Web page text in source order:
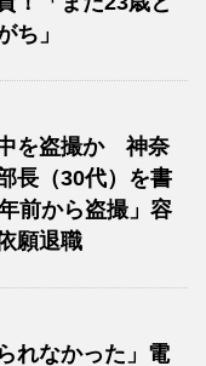
ち」
を盗撮か 神奈
長（30代）を書
前から盗撮」容
願退職
れなかった」電